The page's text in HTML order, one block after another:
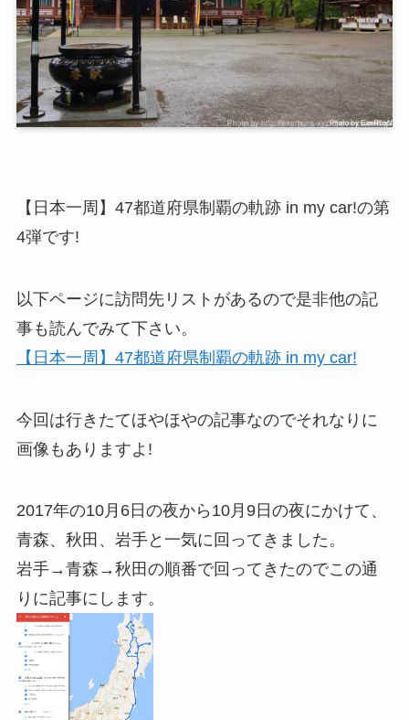
【日本一周】47都道府県制覇の軌跡 in my car!の第
4弾です!
以下ページに訪問先リストがあるので是非他の記
事も読んでみて下さい。
【日本一周】47都道府県制覇の軌跡 in my car!
今回は行きたてほやほやの記事なのでそれなりに
画像もありますよ!
2017年の10月6日の夜から10月9日の夜にかけて、
青森、秋田、岩手と一気に回ってきました。
岩手→青森→秋田の順番で回ってきたのでこの通
りに記事にします。